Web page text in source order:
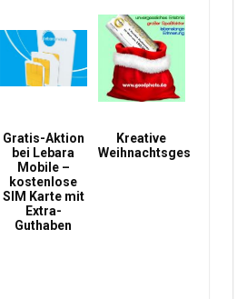
Gratis-Aktion
bei Lebara
Mobile –
kostenlose
SIM Karte mit
Extra-
Guthaben
Kreative
Weihnachtsgeschenke